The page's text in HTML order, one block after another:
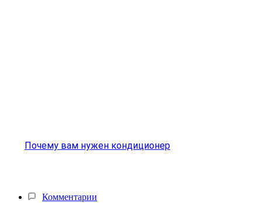
Почему вам нужен кондиционер
Комментарии